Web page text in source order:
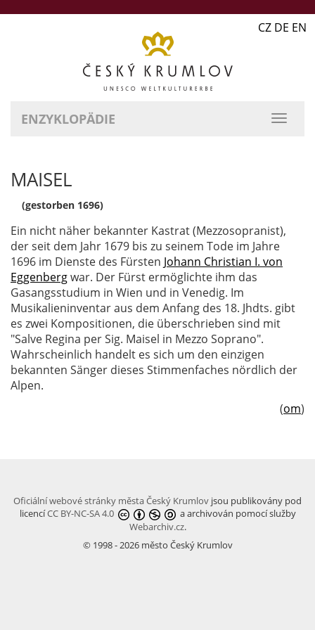
CZ DE EN
ENZYKLOPÄDIE
MAISEL
(gestorben 1696)
Ein nicht näher bekannter Kastrat (Mezzosopranist),
der seit dem Jahr 1679 bis zu seinem Tode im Jahre
1696 im Dienste des Fürsten Johann Christian I. von
Eggenbergwar. Der Fürst ermöglichte ihm das
Gasangsstudium in Wien und in Venedig. Im
Musikalieninventar aus dem Anfang des 18. Jhdts. gibt
es zwei Kompositionen, die überschrieben sind mit
"Salve Regina per Sig. Maisel in Mezzo Soprano".
Wahrscheinlich handelt es sich um den einzigen
bekannten Sänger dieses Stimmenfaches nördlich der
Alpen.
(om)
Oficiální webové stránky města Český Krumlov jsou publikovány pod
licencíCC BY-NC-SA 4.0
a archivován pomocí služby
Webarchiv.cz.
© 1998 - 2026 město Český Krumlov